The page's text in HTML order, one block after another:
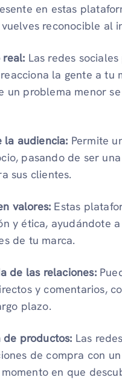
en estas
reconocible al
real: Las redes
la gente a tu
un problema menor
la audiencia: Permite
pasando de ser
sus clientes.
valores: Estas
y ética, ayudándote
de tu marca.
de las relaciones:
y comentarios,
plazo.
productos: Las
de compra con
en que